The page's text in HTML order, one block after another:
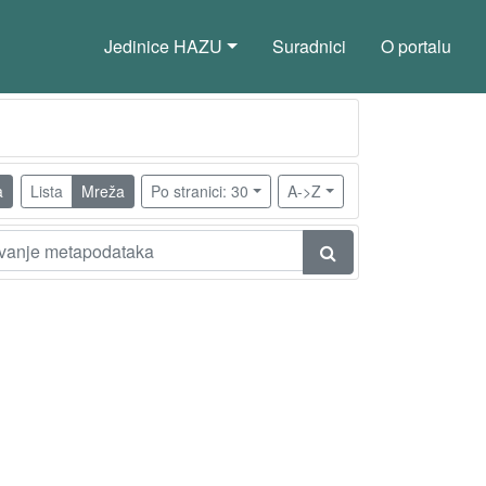
Jedinice HAZU Suradnici O portalu
Lista Mreža Po stranici: 30 A->Z